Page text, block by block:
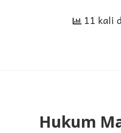
11 kali
Hukum